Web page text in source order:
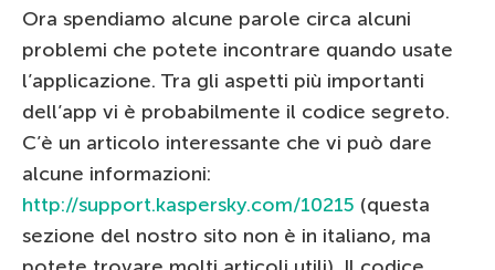
Ora spendiamo alcune parole circa alcuni
problemi che potete incontrare quando usate
l’applicazione. Tra gli aspetti più importanti
dell’app vi è probabilmente il codice segreto.
C’è un articolo interessante che vi può dare
alcune informazioni:
http://support.kaspersky.com/10215 (questa
sezione del nostro sito non è in italiano, ma